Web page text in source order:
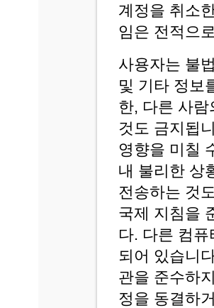
계정을 취소
임은 전적으
사용자는 불
및 기타 정보
한, 다른 사
것도 금지됩
영향을 미칠
내 불리한 상
전송하는 것
국제 지침을
다. 다른 컴
되어 있습니
관을 준수하
정을 동결하